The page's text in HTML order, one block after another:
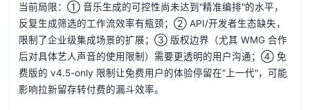
当前局限：① 音乐生成的可控性尚未达到"精准编排"的水平，
反复生成筛选的工作流效率有瓶颈；② API/开发者生态缺失，
限制了企业级集成场景的扩展；③ 版权边界（尤其 WMG 合作
后对具体艺人声音的使用限制）需要更透明的用户沟通；④ 免
费版的 v4.5-only 限制让免费用户的体验停留在"上一代"，可能
影响拉新留存转付费的漏斗效率。